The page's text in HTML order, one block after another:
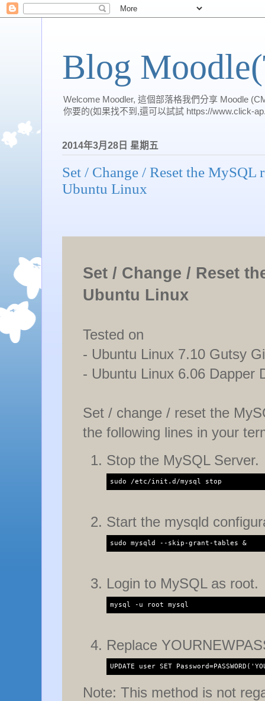
Blog
Welcome Moodler, 這個部落格我們分享 Moodle
你要的(如果找不到,還可以試試 https://www.click-
2014年3月28日 星期五
Set / Change / Reset the MySQL
Ubuntu Linux
Set / Change / Reset
Ubuntu Linux
Tested on
- Ubuntu Linux 7.10 Gutsy
- Ubuntu Linux 6.06 Dapper
Set / change / reset the
the following lines in your
Stop the MySQL Server.
sudo /etc/init.d/mysql stop
Start the mysqld
sudo mysqld --skip-grant-tables &
Login to MySQL as root.
mysql -u root mysql
Replace
UPDATE user SET
Note: This method is not